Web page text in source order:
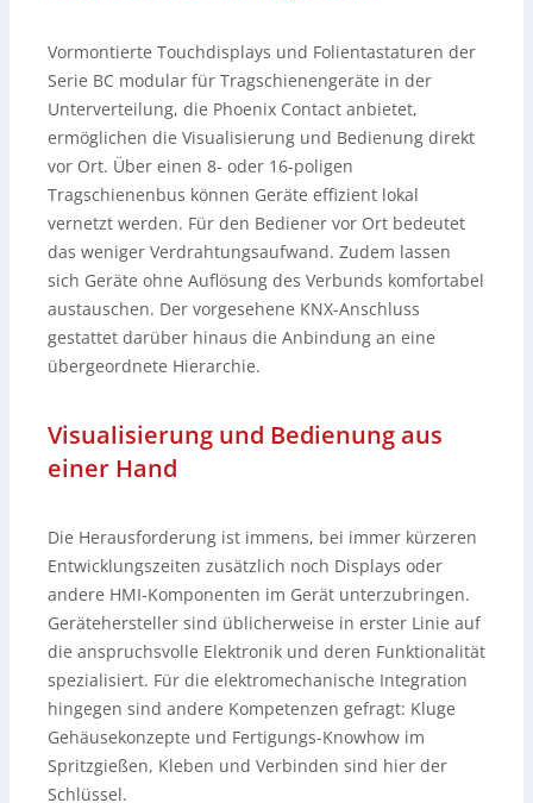
Vormontierte Touchdisplays und Folientastaturen der
Serie BC modular für Tragschienengeräte in der
Unterverteilung, die Phoenix Contact anbietet,
ermöglichen die Visualisierung und Bedienung direkt
vor Ort. Über einen 8- oder 16-poligen
Tragschienenbus können Geräte effizient lokal
vernetzt werden. Für den Bediener vor Ort bedeutet
das weniger Verdrahtungsaufwand. Zudem lassen
sich Geräte ohne Auflösung des Verbunds komfortabel
austauschen. Der vorgesehene KNX-Anschluss
gestattet darüber hinaus die Anbindung an eine
übergeordnete Hierarchie.
Visualisierung und Bedienung aus
einer Hand
Die Herausforderung ist immens, bei immer kürzeren
Entwicklungszeiten zusätzlich noch Displays oder
andere HMI-Komponenten im Gerät unterzubringen.
Gerätehersteller sind üblicherweise in erster Linie auf
die anspruchsvolle Elektronik und deren Funktionalität
spezialisiert. Für die elektromechanische Integration
hingegen sind andere Kompetenzen gefragt: Kluge
Gehäusekonzepte und Fertigungs-Knowhow im
Spritzgießen, Kleben und Verbinden sind hier der
Schlüssel.